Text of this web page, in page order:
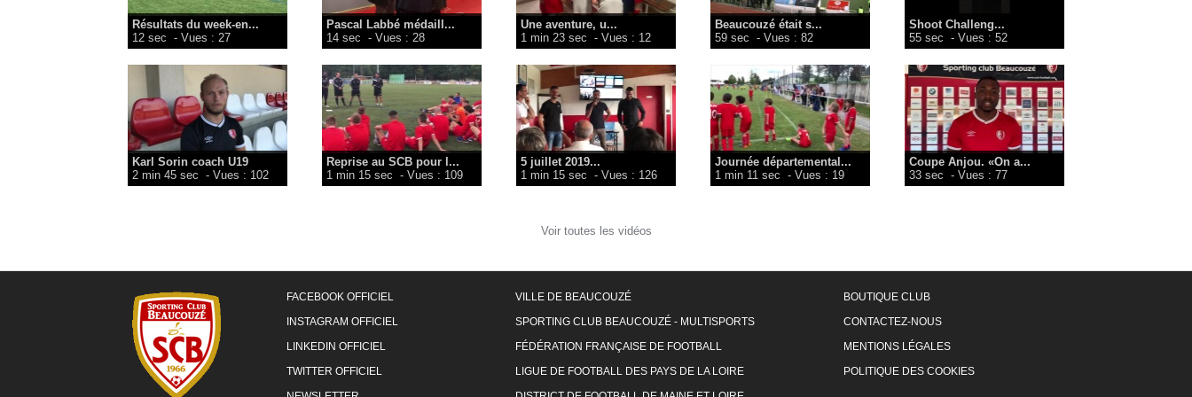
Résultats du week-en...
12 sec - Vues : 27
Pascal Labbé médaill...
14 sec - Vues : 28
Une aventure, u...
1 min 23 sec - Vues : 12
Beaucouzé était s...
59 sec - Vues : 82
Shoot Challeng...
55 sec - Vues : 52
Karl Sorin coach U19
2 min 45 sec - Vues : 102
Reprise au SCB pour l...
1 min 15 sec - Vues : 109
5 juillet 2019...
1 min 15 sec - Vues : 126
Journée départemental...
1 min 11 sec - Vues : 19
Coupe Anjou. «On a...
33 sec - Vues : 77
Voir toutes les vidéos
FACEBOOK OFFICIEL
INSTAGRAM OFFICIEL
LINKEDIN OFFICIEL
TWITTER OFFICIEL
VILLE DE BEAUCOUZÉ
SPORTING CLUB BEAUCOUZÉ - MULTISPORTS
FÉDÉRATION FRANÇAISE DE FOOTBALL
LIGUE DE FOOTBALL DES PAYS DE LA LOIRE
BOUTIQUE CLUB
CONTACTEZ-NOUS
MENTIONS LÉGALES
POLITIQUE DES COOKIES